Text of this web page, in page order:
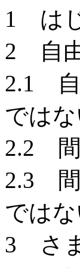
1 は
2 自
2.1 自
では
2.2 間
2.3 間
では
3 さ